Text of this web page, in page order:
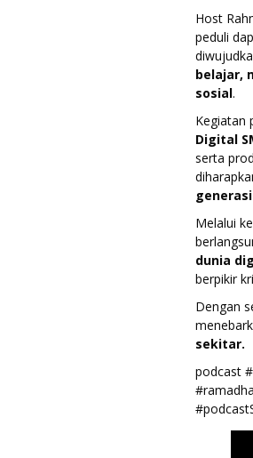
Host
peduli
belajar,
sosial.
Kegiatan
Digital
serta
Melalui
dunia
berpikir
Dengan
sekitar.
podcast